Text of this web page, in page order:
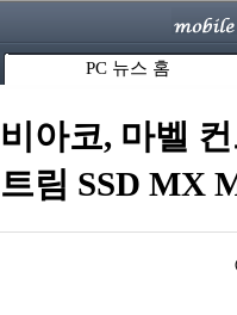
PC 뉴스 홈
비아코, 마벨
트림 SSD MX